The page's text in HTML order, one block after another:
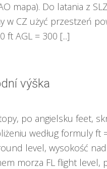
mapa). Do latania z
w CZ użyć przestzeń
ft AGL = 300 [...]
výška
po angielsku feet,
według formuly ft
level, wysokość
morza FL flight level,